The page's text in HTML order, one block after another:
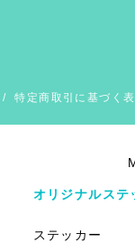
/特定商取引に基づく
オリジナルステ
ステッカー